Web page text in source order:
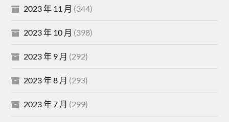
2023 年 11 月 (344)
2023 年 10 月 (398)
2023 年 9 月 (292)
2023 年 8 月 (293)
2023 年 7 月 (299)